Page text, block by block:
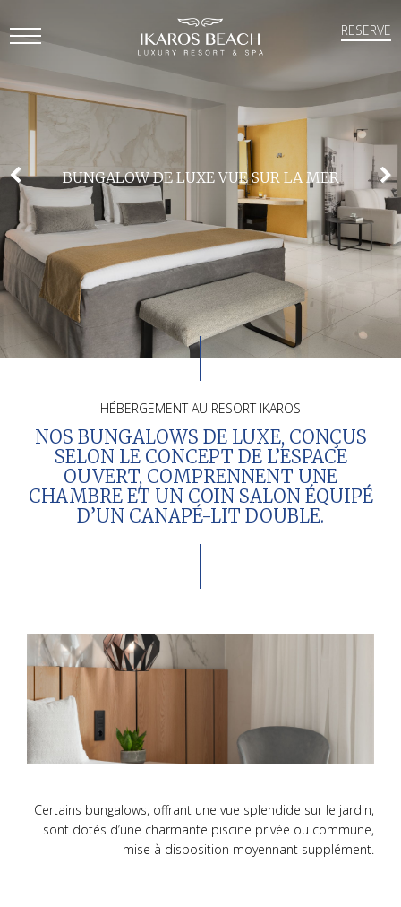
RESERVE
Mobile
Menu
BUNGALOW DE LUXE VUE SUR LA MER
HÉBERGEMENT AU RESORT IKAROS
NOS BUNGALOWS DE LUXE, CONÇUS
SELON LE CONCEPT DE L’ESPACE
OUVERT, COMPRENNENT UNE
CHAMBRE ET UN COIN SALON ÉQUIPÉ
D’UN CANAPÉ-LIT DOUBLE.
Certains bungalows, offrant une vue splendide sur le jardin,
sont dotés d’une charmante piscine privée ou commune,
mise à disposition moyennant supplément.